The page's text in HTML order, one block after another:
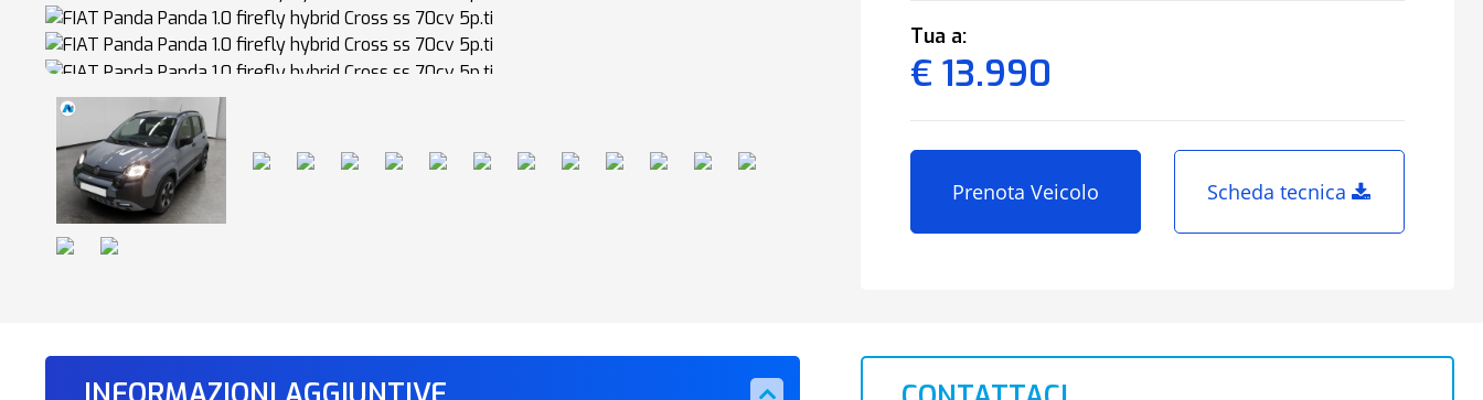
Tua a:
€ 13.990
Prenota Veicolo Scheda tecnica